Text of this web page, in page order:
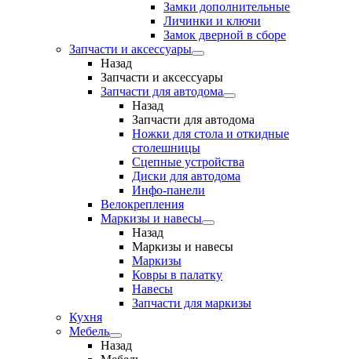
Замки дополнительные
Личинки и ключи
Замок дверной в сборе
Запчасти и аксессуары
Назад
Запчасти и аксессуары
Запчасти для автодома
Назад
Запчасти для автодома
Ножки для стола и откидные
столешницы
Сцепные устройства
Диски для автодома
Инфо-панели
Велокрепления
Маркизы и навесы
Назад
Маркизы и навесы
Маркизы
Ковры в палатку
Навесы
Запчасти для маркизы
Кухня
Мебель
Назад